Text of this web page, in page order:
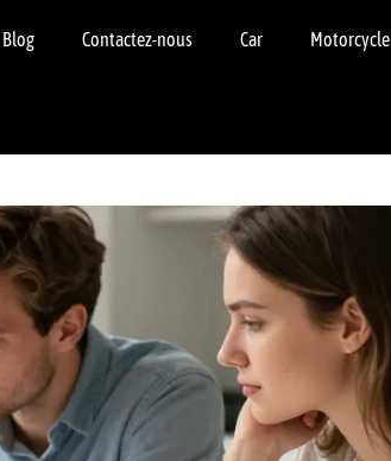
Blog Contactez-nous Car Motorcycle